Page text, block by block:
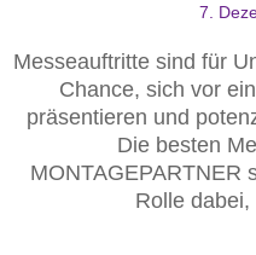
7.
Messeauftritte sind für
Chance, sich vor
präsentieren und
Die besten
MONTAGEPARTNER
Rolle